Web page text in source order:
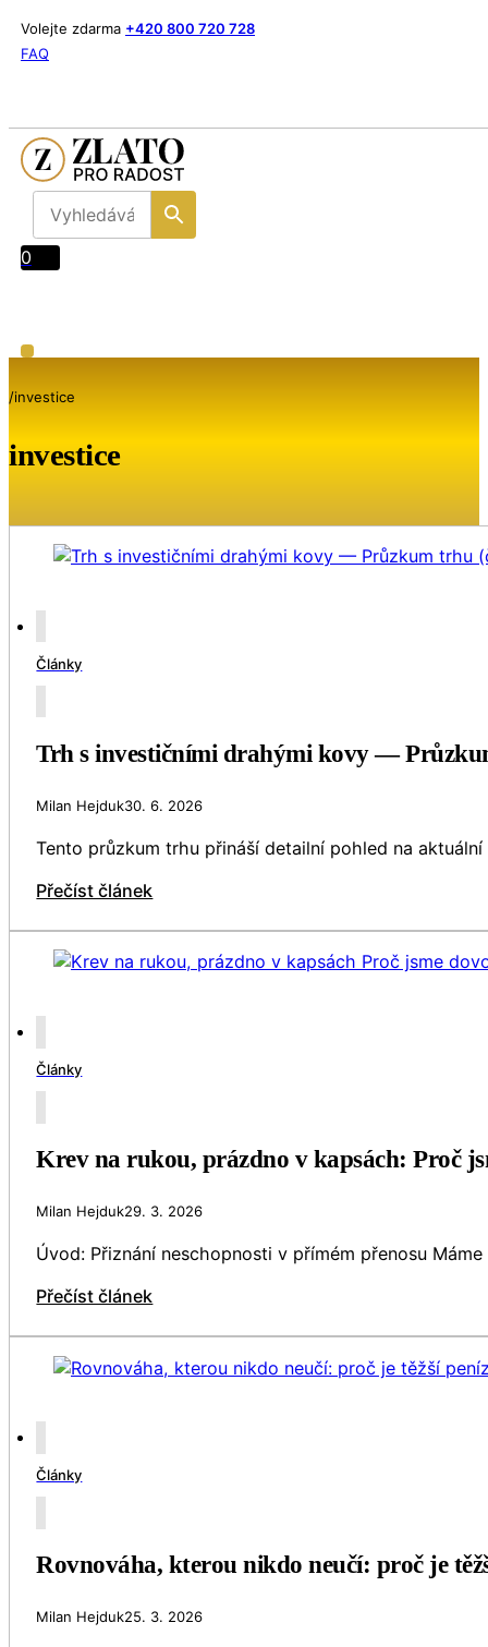
Volejte zdarma +420 800 720 728
FAQ
0
/investice
investice
Články
Trh s investičními drahými kovy —
Milan Hejduk30. 6. 2026
Tento průzkum trhu přináší detailní pohled na
Přečíst článek
Články
Krev na rukou, prázdno v kapsách: Proč
Milan Hejduk29. 3. 2026
Úvod: Přiznání neschopnosti v přímém přenosu
Přečíst článek
Články
Rovnováha, kterou nikdo neučí: proč je
Milan Hejduk25. 3. 2026